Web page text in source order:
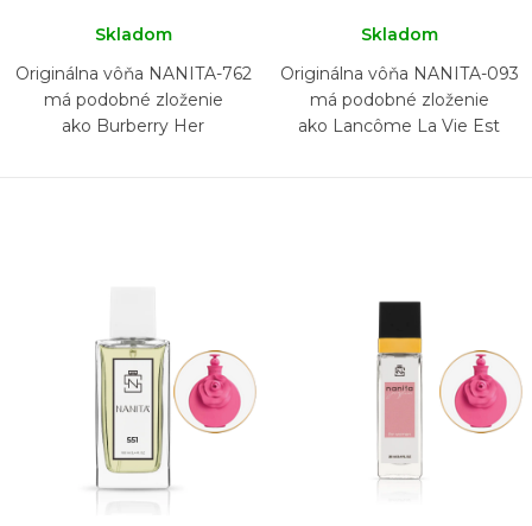
Skladom
Originálna vôňa NANITA-762
má podobné zloženie
ako Burberry Her
Skladom
Originálna vôňa NANITA-093
má podobné zloženie
ako Lancôme La Vie Est